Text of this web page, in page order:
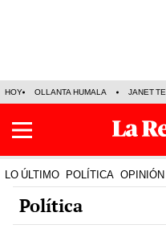
HOY OLLANTA HUMALA JANET
LO ÚLTIMO POLÍTICA OPINIÓN
Política